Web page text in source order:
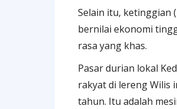
Selain itu, ketinggian
bernilai ekonomi
rasa yang khas.
Pasar durian lokal
rakyat di lereng Wilis
tahun. Itu adalah